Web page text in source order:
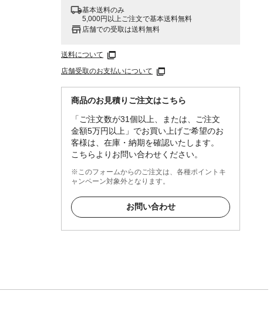
基本送料のみ
5,000円以上ご注文で基本送料無料
店舗での受取は送料無料
送料について
店舗受取のお支払いについて
商品のお見積りご注文はこちら
「ご注文数が31個以上、または、ご注文
金額5万円以上」でお買い上げご希望のお
客様は、在庫・納期を確認いたします。
こちらよりお問い合わせください。
※このフォームからのご注文は、各種ポイントキ
ャンペーン対象外となります。
お問い合わせ